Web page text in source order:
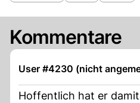
Kommentare
User #4230 (nicht
Hoffentlich hat er